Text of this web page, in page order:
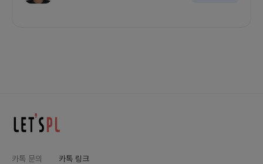
카톡 문의
카톡 링크